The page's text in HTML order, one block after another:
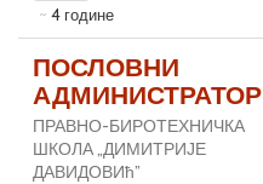
4 године
ПОСЛОВНИ
АДМИНИСТРАТОР
ПРАВНО-БИРОТЕХНИЧКА
ШКОЛА „ДИМИТРИЈЕ
ДАВИДОВИћ”